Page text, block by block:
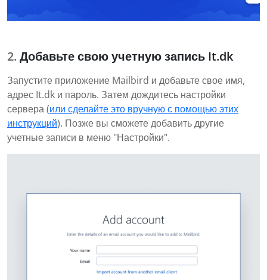
Добавьте свою учетную запись It.dk
Запустите приложение Mailbird и добавьте свое имя,
адрес It.dk и пароль. Затем дождитесь настройки
сервера (или сделайте это вручную с помощью этих
инструкций). Позже вы сможете добавить другие
учетные записи в меню "Настройки".